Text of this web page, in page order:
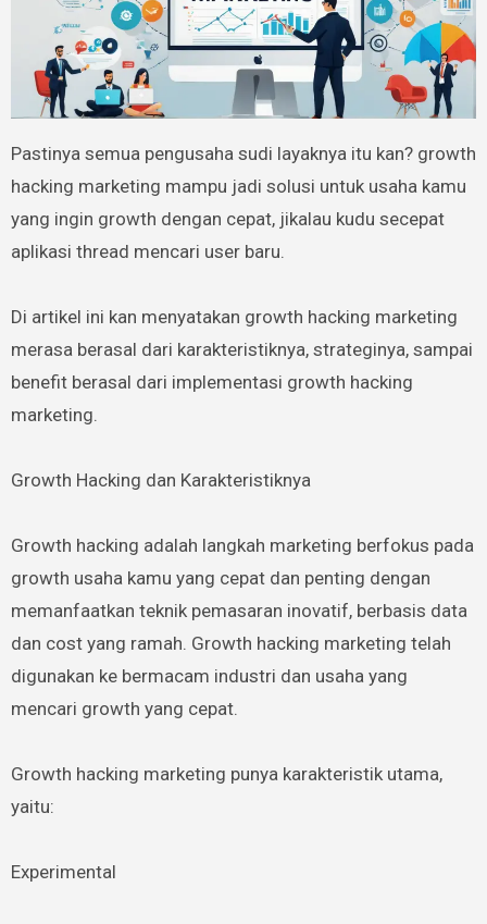
Pastinya semua pengusaha sudi layaknya itu kan? growth
hacking marketing mampu jadi solusi untuk usaha kamu
yang ingin growth dengan cepat, jikalau kudu secepat
aplikasi thread mencari user baru.
Di artikel ini kan menyatakan growth hacking marketing
merasa berasal dari karakteristiknya, strateginya, sampai
benefit berasal dari implementasi growth hacking
marketing.
Growth Hacking dan Karakteristiknya
Growth hacking adalah langkah marketing berfokus pada
growth usaha kamu yang cepat dan penting dengan
memanfaatkan teknik pemasaran inovatif, berbasis data
dan cost yang ramah. Growth hacking marketing telah
digunakan ke bermacam industri dan usaha yang
mencari growth yang cepat.
Growth hacking marketing punya karakteristik utama,
yaitu:
Experimental